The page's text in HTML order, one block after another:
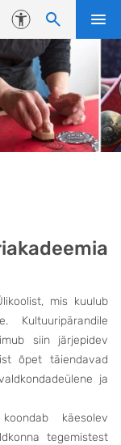
Juurdepääsetavus
mis kuulub
Kultuuripärandile
siin järjepidev
õpet täiendavad
ja
käesolev
tegemistest